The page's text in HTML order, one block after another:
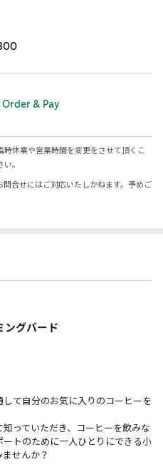
& Pay
休業や営業時間を変更をさせて頂くこ
。
合せにはご対応いたしかねます。予めご
ングバード
て自分のお気に入りのコーヒーを
っていただき、コーヒーを飲みな
トのために一人ひとりにできる小
せんか？